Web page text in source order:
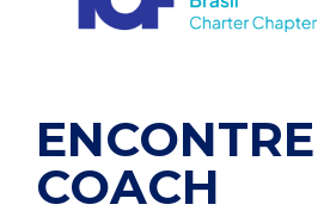
ENCONTRE
COACH